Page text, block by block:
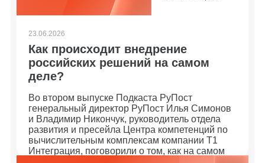
23.06.2026
Как происходит внедрение
российских решений на самом
деле?
Во втором выпуске Подкаста РуПост
генеральный директор РуПост Илья Симонов
и Владимир Никончук, руководитель отдела
развития и пресейла Центра компетенций по
вычислительным комплексам компании Т1
Интеграция, поговорили о том, как на самом